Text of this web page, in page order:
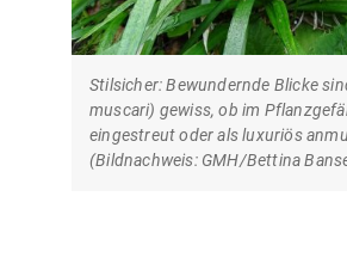
Stilsicher: Bewundernde Blicke
muscari) gewiss, ob im
eingestreut oder als luxuriös
(Bildnachweis: GMH/Bettina